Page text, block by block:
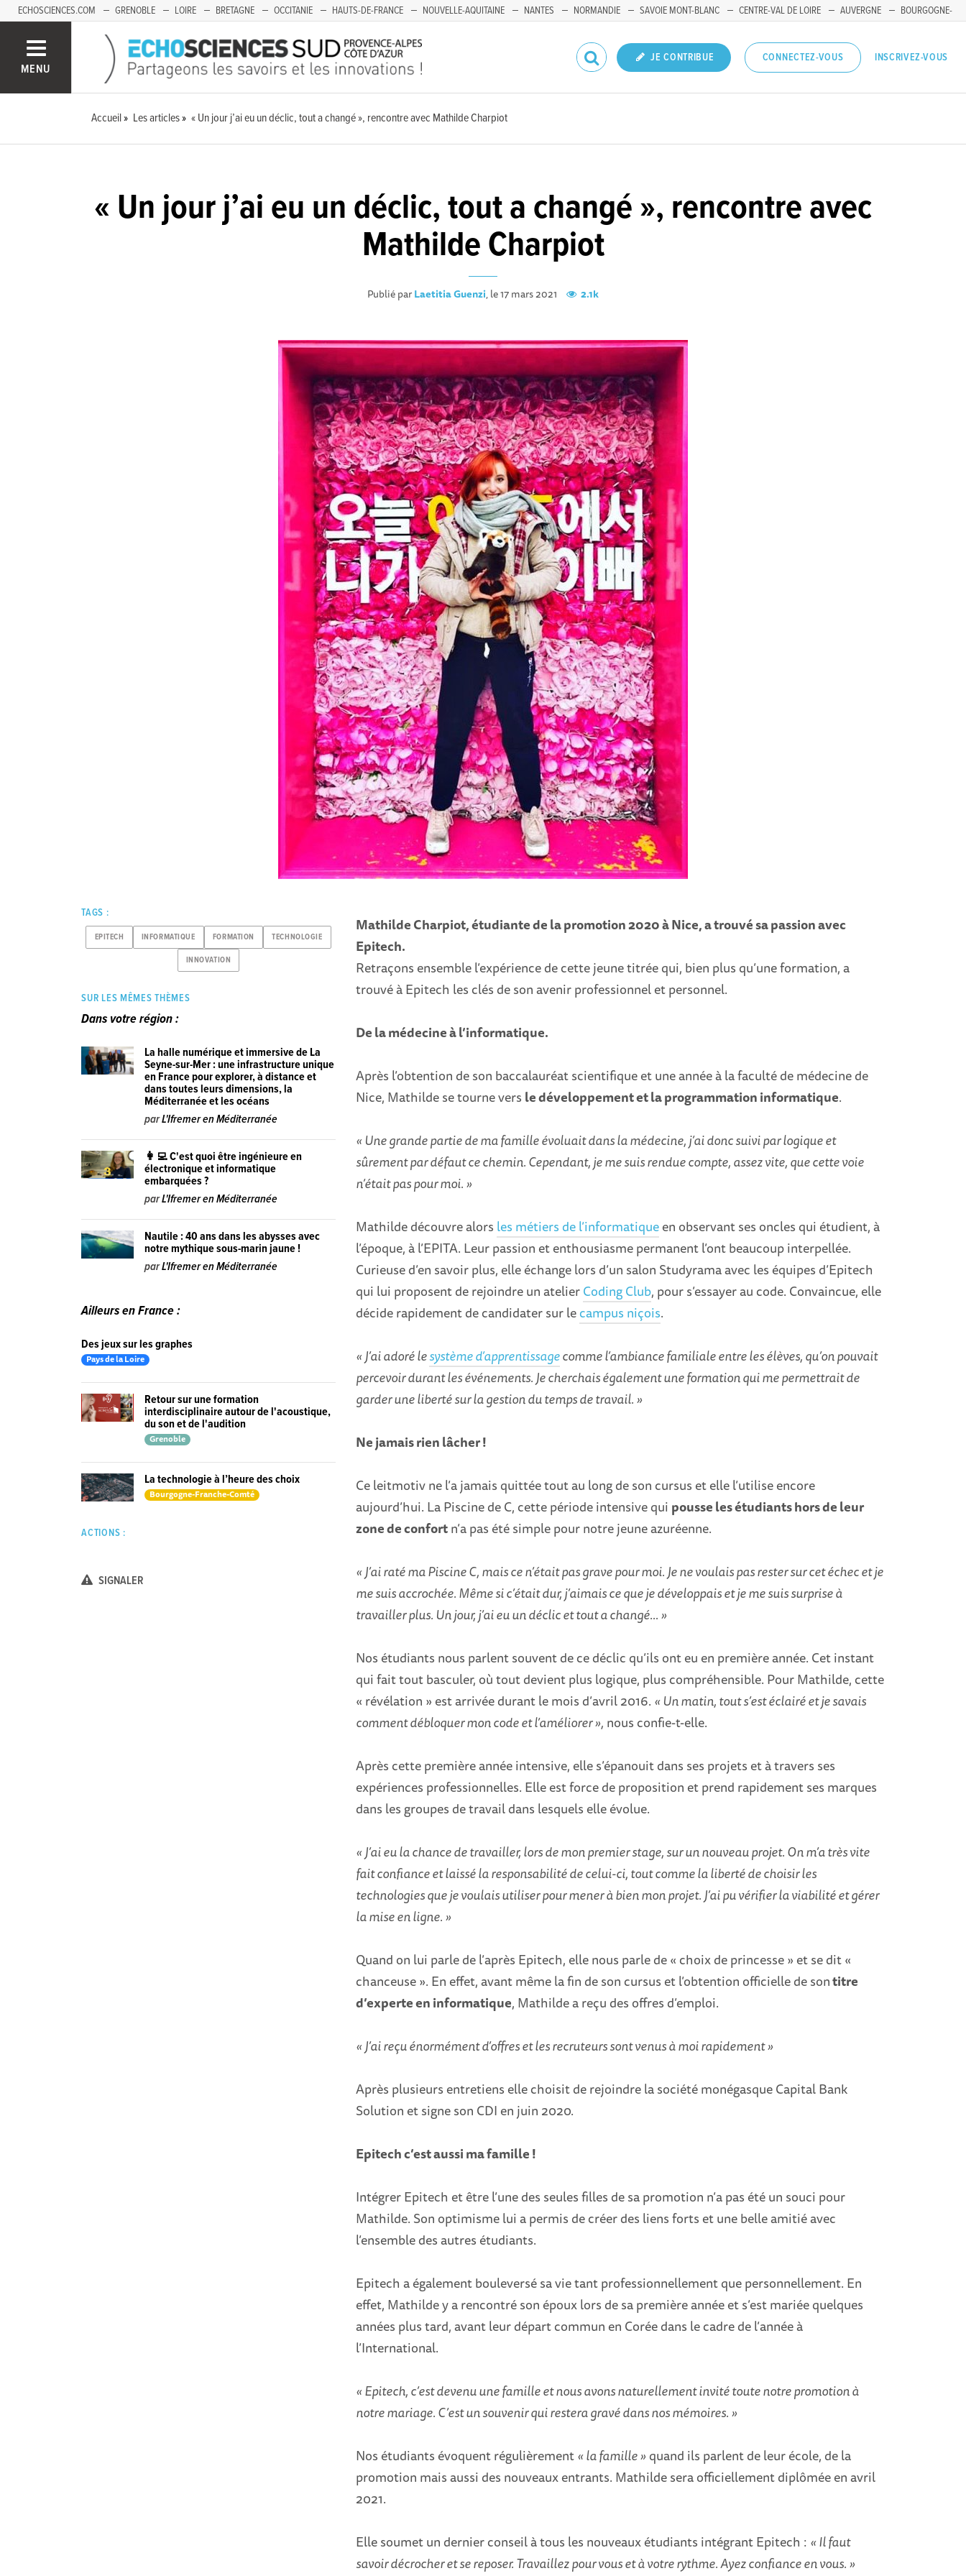
ECHOSCIENCES.COM GRENOBLE LOIRE BRETAGNE OCCITANIE HAUTS-DE-FRANCE NOUVELLE-AQUITAINE NANTES NORMANDIE SAVOIE MONT-BLANC CENTRE-VAL DE LOIRE AUVERGNE
BOURGOGNE-
MENU
JE CONTRIBUE CONNECTEZ-VOUS INSCRIVEZ-VOUS
Accueil Les articles « Un jour j’ai eu un déclic, tout a changé », rencontre avec Mathilde Charpiot
« Un jour j’ai eu un déclic, tout a changé », rencontre avec
Mathilde Charpiot
Publié parLaetitia Guenzi, le 17 mars 2021 2.1k
Mathilde Charpiot, étudiante de la promotion 2020 à Nice, a trouvé sa passion avec
Epitech.
Retraçons ensemble l’expérience de cette jeune titrée qui, bien plus qu’une formation, a
trouvé à Epitech les clés de son avenir professionnel et personnel.
De la médecine à l’informatique.
Après l’obtention de son baccalauréat scientifique et une année à la faculté de médecine de
Nice, Mathilde se tourne vers le développement et la programmation informatique.
« Une grande partie de ma famille évoluait dans la médecine, j’ai donc suivi par logique et
sûrement par défaut ce chemin. Cependant, je me suis rendue compte, assez vite, que cette voie
n’était pas pour moi. »
Mathilde découvre alors les métiers de l’informatiqueen observant ses oncles qui étudient, à
l’époque, à l’EPITA. Leur passion et enthousiasme permanent l’ont beaucoup interpellée.
Curieuse d’en savoir plus, elle échange lors d’un salon Studyrama avec les équipes d’Epitech
qui lui proposent de rejoindre un atelierCoding Club, pour s’essayer au code. Convaincue, elle
décide rapidement de candidater sur lecampus niçois.
« J’ai adoré lesystème d’apprentissagecomme l’ambiance familiale entre les élèves, qu’on pouvait
percevoir durant les événements. Je cherchais également une formation qui me permettrait de
garder une liberté sur la gestion du temps de travail. »
Ne jamais rien lâcher !
Ce leitmotiv ne l’a jamais quittée tout au long de son cursus et elle l’utilise encore
aujourd’hui. La Piscine de C, cette période intensive qui pousse les étudiants hors de leur
zone de confortn’a pas été simple pour notre jeune azuréenne.
« J’ai raté ma Piscine C, mais ce n’était pas grave pour moi. Je ne voulais pas rester sur cet échec et je
me suis accrochée. Même si c’était dur, j’aimais ce que je développais et je me suis surprise à
travailler plus. Un jour, j’ai eu un déclic et tout a changé… »
Nos étudiants nous parlent souvent de ce déclic qu’ils ont eu en première année. Cet instant
qui fait tout basculer, où tout devient plus logique, plus compréhensible. Pour Mathilde, cette
« révélation » est arrivée durant le mois d’avril 2016. « Un matin, tout s’est éclairé et je savais
comment débloquer mon code et l’améliorer », nous confie-t-elle.
Après cette première année intensive, elle s’épanouit dans ses projets et à travers ses
expériences professionnelles. Elle est force de proposition et prend rapidement ses marques
dans les groupes de travail dans lesquels elle évolue.
« J’ai eu la chance de travailler, lors de mon premier stage, sur un nouveau projet. On m’a très vite
fait confiance et laissé la responsabilité de celui-ci, tout comme la liberté de choisir les
technologies que je voulais utiliser pour mener à bien mon projet. J’ai pu vérifier la viabilité et gérer
la mise en ligne. »
Quand on lui parle de l’après Epitech, elle nous parle de « choix de princesse » et se dit «
chanceuse ». En effet, avant même la fin de son cursus et l’obtention officielle de sontitre
d’experte en informatique, Mathilde a reçu des offres d’emploi.
« J’ai reçu énormément d’offres et les recruteurs sont venus à moi rapidement »
Après plusieurs entretiens elle choisit de rejoindre la société monégasque Capital Bank
Solution et signe son CDI en juin 2020.
Epitech c’est aussi ma famille !
Intégrer Epitech et être l’une des seules filles de sa promotion n’a pas été un souci pour
Mathilde. Son optimisme lui a permis de créer des liens forts et une belle amitié avec
l’ensemble des autres étudiants.
Epitech a également bouleversé sa vie tant professionnellement que personnellement. En
effet, Mathilde y a rencontré son époux lors de sa première année et s’est mariée quelques
années plus tard, avant leur départ commun en Corée dans le cadre de l’année à
l’International.
« Epitech, c’est devenu une famille et nous avons naturellement invité toute notre promotion à
notre mariage. C’est un souvenir qui restera gravé dans nos mémoires. »
Nos étudiants évoquent régulièrement« la famille »quand ils parlent de leur école, de la
promotion mais aussi des nouveaux entrants. Mathilde sera officiellement diplômée en avril
2021.
Elle soumet un dernier conseil à tous les nouveaux étudiants intégrant Epitech : « Il faut
savoir décrocher et se reposer. Travaillez pour vous et à votre rythme. Ayez confiance en vous. »
TAGS :
EPITECH INFORMATIQUE FORMATION TECHNOLOGIE
INNOVATION
SUR LES MÊMES THÈMES
Dans votre région :
La halle numérique et immersive de La
Seyne-sur-Mer : une infrastructure unique
en France pour explorer, à distance et
dans toutes leurs dimensions, la
Méditerranée et les océans
parL'Ifremer en Méditerranée
👩‍💻 C'est quoi être ingénieure en
électronique et informatique
embarquées ?
parL'Ifremer en Méditerranée
Nautile : 40 ans dans les abysses avec
notre mythique sous-marin jaune !
parL'Ifremer en Méditerranée
Ailleurs en France :
Des jeux sur les graphes
Pays de la Loire
Retour sur une formation
interdisciplinaire autour de l'acoustique,
du son et de l'audition
Grenoble
La technologie à l’heure des choix
Bourgogne-Franche-Comté
ACTIONS :
SIGNALER